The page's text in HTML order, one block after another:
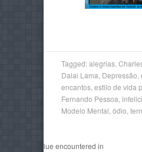
Tagged:alegrias
Dalai Lama Depressão
encantos estilo de vida
Fernando Pessoa
Modelo Mental ódio
numeric value encountered in